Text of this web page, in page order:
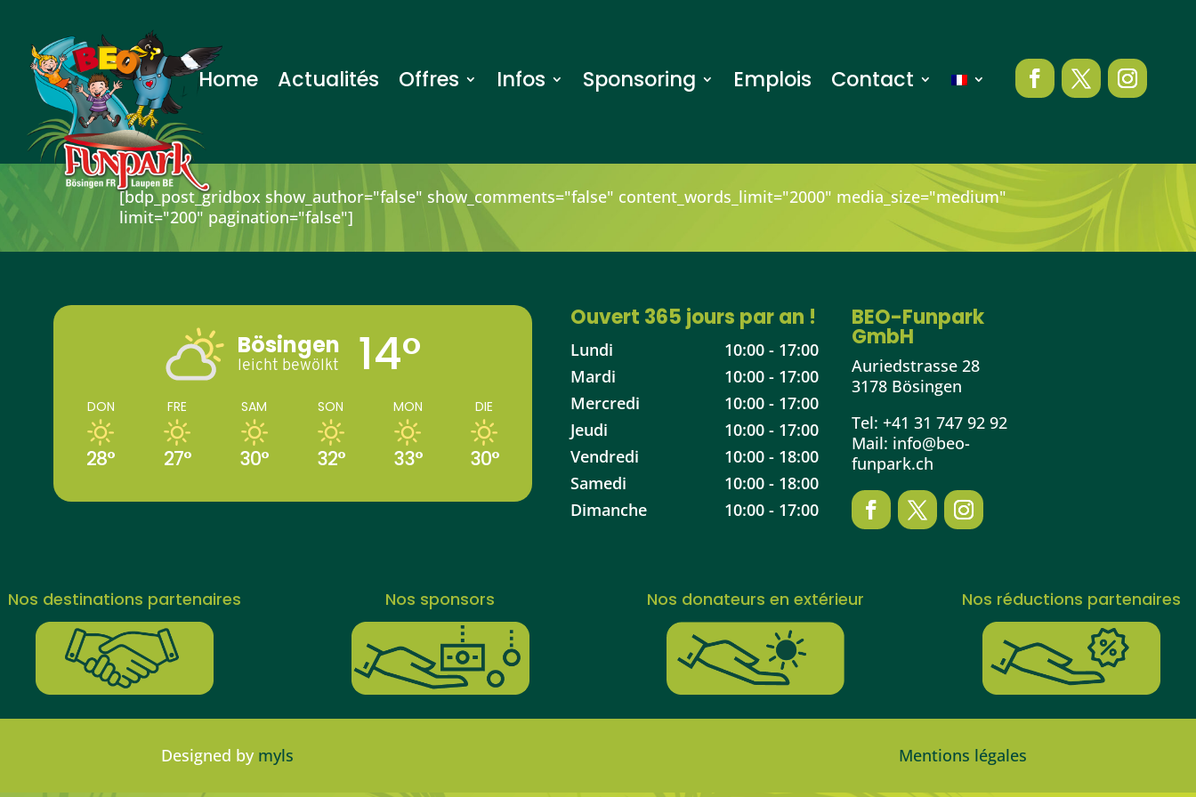
Home Actualités Offres Infos Sponsoring Emplois Contact
[bdp_post_gridbox show_author="false" show_comments="false" content_words_limit="2000" media_size="medium"
limit="200" pagination="false"]
Bösingen
leicht bewölkt 14°
DON
28°
FRE
27°
SAM
30°
SON
32°
MON
33°
DIE
30°
Ouvert 365 jours par an !
Lundi
10:00 - 17:00
Mardi
10:00 - 17:00
Mercredi
10:00 - 17:00
Jeudi
10:00 - 17:00
Vendredi
10:00 - 18:00
Samedi
10:00 - 18:00
Dimanche
10:00 - 17:00
BEO-Funpark
GmbH
Auriedstrasse 28
3178 Bösingen
Tel: +41 31 747 92 92
Mail: info@beo-
funpark.ch
Nos destinations partenaires Nos sponsors Nos donateurs en extérieur Nos réductions partenaires
Designed by myls Mentions légales